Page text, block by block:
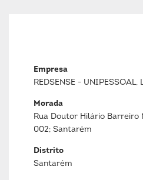
Empresa
REDSENSE - UNIPESSOAL,
Morada
Rua Doutor Hilário Barreiro
002; Santarém
Distrito
Santarém